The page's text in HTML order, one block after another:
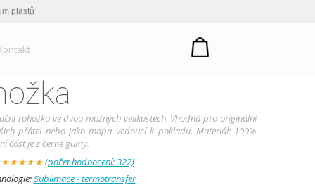
plastů
rohožka ve dvou možných velikostech. Vhodná pro originální
přátel nebo jako mapa vedoucí k pokladu. Materiál: 100%
část je z černé gumy.
★★★★★(počet hodnocení: 322)
Sublimace - termotransfer